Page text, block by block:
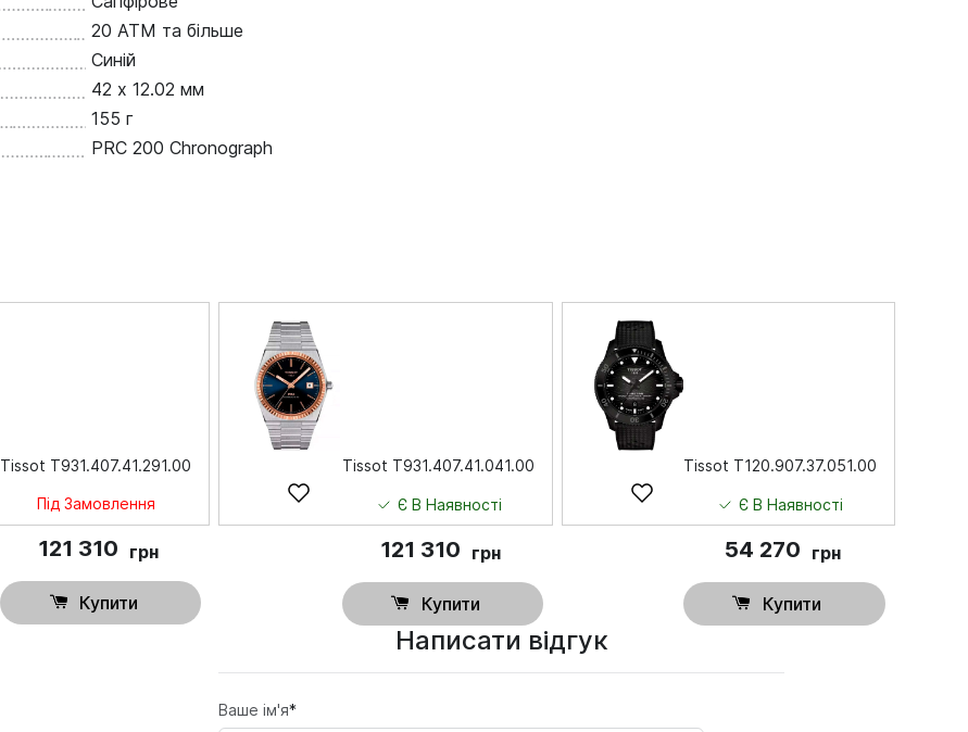
20 ATM та більше
Синій
42 х 12.02 мм
155 г
PRC 200 Chronograph
Tissot T931.407.41.291.00
Під Замовлення
121 310 грн
Купити
Tissot T931.407.41.041.00
Є В Наявності
121 310 грн
Купити
Tissot T120.907.37.051.00
Є В Наявності
54 270 грн
Купити
Написати відгук
Ваше ім'я*